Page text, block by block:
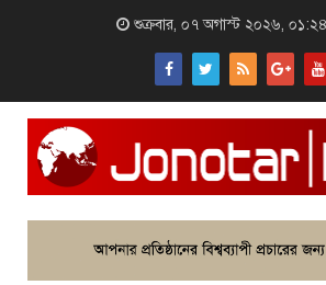
শুক্রবার, ০৭ অগাস্ট ২০২৬,